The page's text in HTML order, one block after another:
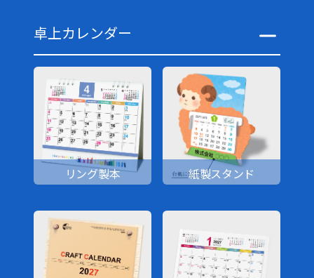
卓上カレンダー
リング製本 紙製スタンド